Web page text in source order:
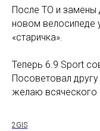
После ТО и замены
новом велосипеде
«старичка».
Теперь 6.9 Sport
Посоветовал
желаю всяческого
2GIS